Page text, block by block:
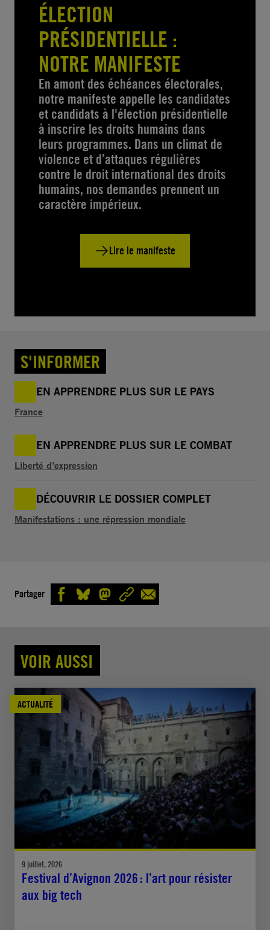
ÉLECTION
PRÉSIDENTIELLE :
NOTRE MANIFESTE
En amont des échéances électorales,
notre manifeste appelle les candidates
et candidats à l'élection présidentielle
à inscrire les droits humains dans
leurs programmes. Dans un climat de
violence et d’attaques régulières
contre le droit international des droits
humains, nos demandes prennent un
caractère impérieux.
Lire le manifeste
S'INFORMER
EN APPRENDRE PLUS SUR LE PAYS
France
EN APPRENDRE PLUS SUR LE COMBAT
Liberté d’expression
DÉCOUVRIR LE DOSSIER COMPLET
Manifestations : une répression mondiale
Partager
VOIR AUSSI
ACTUALITÉ
9 juillet, 2026
Festival d’Avignon 2026 : l’art pour résister
aux big tech